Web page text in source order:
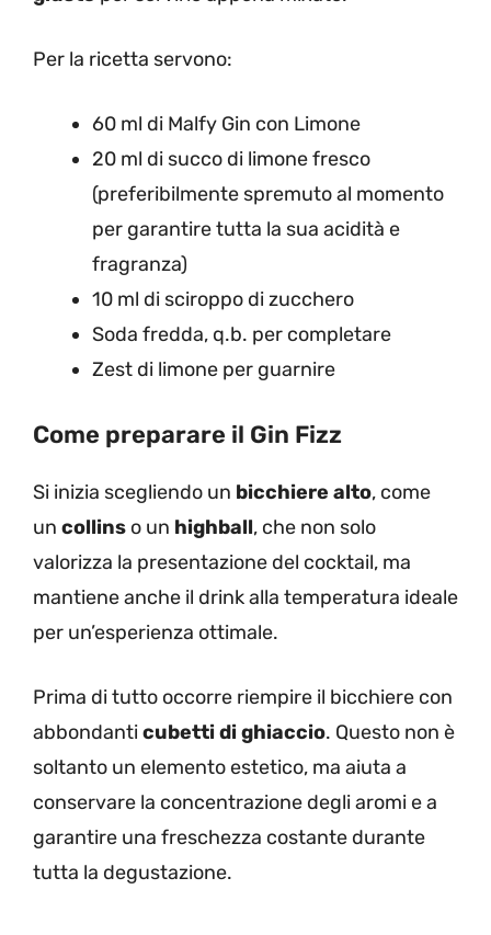
Per la ricetta servono:
60 ml di Malfy Gin con Limone
20 ml di succo di limone fresco
(preferibilmente spremuto al momento
per garantire tutta la sua acidità e
fragranza)
10 ml di sciroppo di zucchero
Soda fredda, q.b. per completare
Zest di limone per guarnire
Come preparare il Gin Fizz
Si inizia scegliendo un bicchiere alto, come
un collins o un highball, che non solo
valorizza la presentazione del cocktail, ma
mantiene anche il drink alla temperatura ideale
per un’esperienza ottimale.
Prima di tutto occorre riempire il bicchiere con
abbondanticubetti di ghiaccio. Questo non è
soltanto un elemento estetico, ma aiuta a
conservare la concentrazione degli aromi e a
garantire una freschezza costante durante
tutta la degustazione.